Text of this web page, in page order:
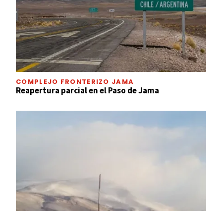
COMPLEJO FRONTERIZO JAMA
Reapertura parcial en el Paso de Jama